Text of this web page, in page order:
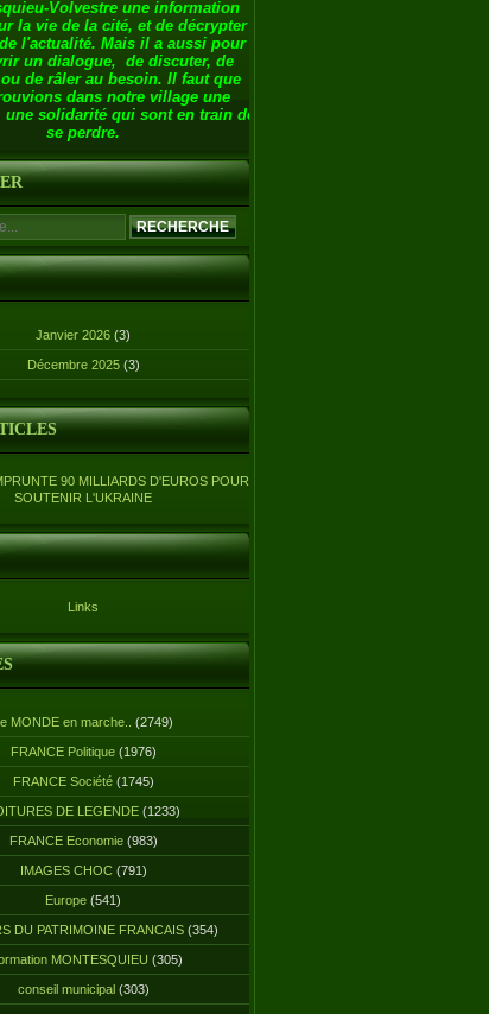
Volvestre une information
la vie de la cité, et de décrypter
l'actualité. Mais il a aussi pour
un dialogue, de discuter, de
de râler au besoin. Il faut que
dans notre village une
solidarité qui sont en train de
se perdre.
Janvier 2026 (3)
Décembre 2025 (3)
90 MILLIARDS D'EUROS POUR
SOUTENIR L'UKRAINE
Links
MONDE en marche.. (2749)
FRANCE Politique(1976)
FRANCE Société(1745)
DE LEGENDE (1233)
FRANCE Economie(983)
IMAGES CHOC(791)
Europe (541)
DU PATRIMOINE FRANCAIS (354)
MONTESQUIEU (305)
conseil municipal(303)